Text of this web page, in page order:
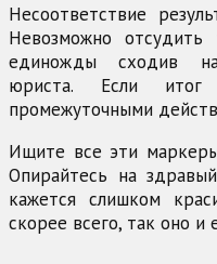
Несоответствие
Невозможно
единожды сходив на
юриста. Если
промежуточными
Ищите все эти
Опирайтесь на
кажется слишком
скорее всего, так оно и